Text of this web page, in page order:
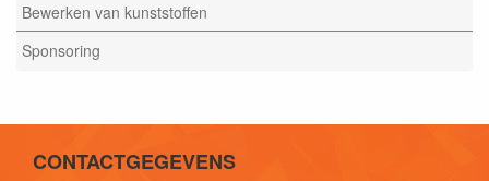
Bewerken van kunststoffen
Sponsoring
CONTACTGEGEVENS